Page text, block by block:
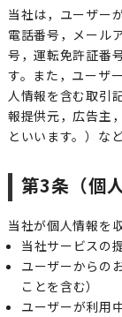
当社は，ユーザー
電話番号，メール
号，運転免許証番
す。また，ユーザ
人情報を含む取引
報提供元，広告主
といいます。）な
第3条（個
当社が個人情報を
当社サービスの
ユーザーからの
ことを含む）
ユーザーが利用